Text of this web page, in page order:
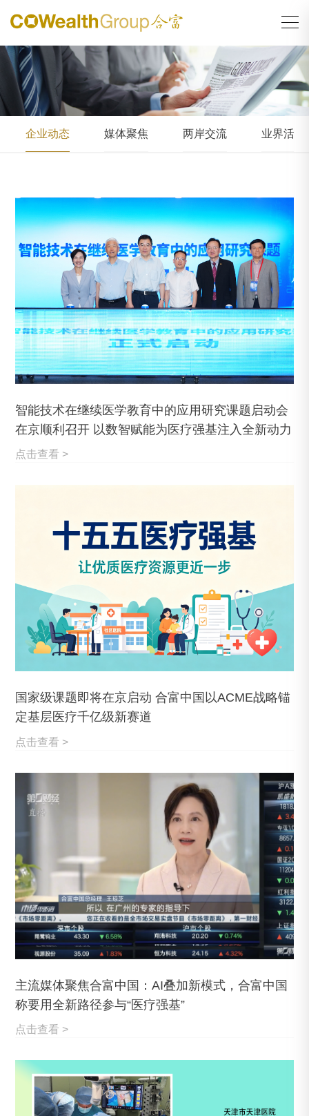
企业动态 媒体聚焦 两岸交流 业界活动
智能技术在继续医学教育中的应用研究课题启动会
在京顺利召开 以数智赋能为医疗强基注入全新动力
点击查看 >
国家级课题即将在京启动 合富中国以ACME战略锚
定基层医疗千亿级新赛道
点击查看 >
主流媒体聚焦合富中国：AI叠加新模式，合富中国
称要用全新路径参与“医疗强基”
点击查看 >